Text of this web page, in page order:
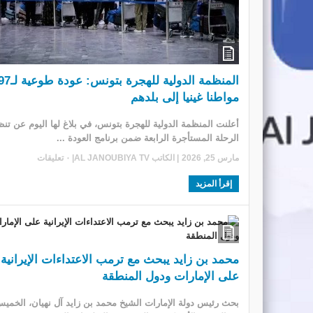
المنظمة الدولية للهجرة بتونس:
مواطنا غينيا إلى بلدهم
أعلنت المنظمة الدولية للهجرة بتونس، في بلاغ لها اليوم عن
الرحلة المستأجرة الرابعة ضمن برنامج العودة ...
مارس 25, 2026 | الكاتب AL JANOUBIYA TV
|
إقرأ المزيد
محمد بن زايد يبحث مع ترمب الاعتداءات الإيرانية
على الإمارات ودول المنطقة
بحث رئيس دولة الإمارات الشيخ محمد بن زايد آل نهيان،